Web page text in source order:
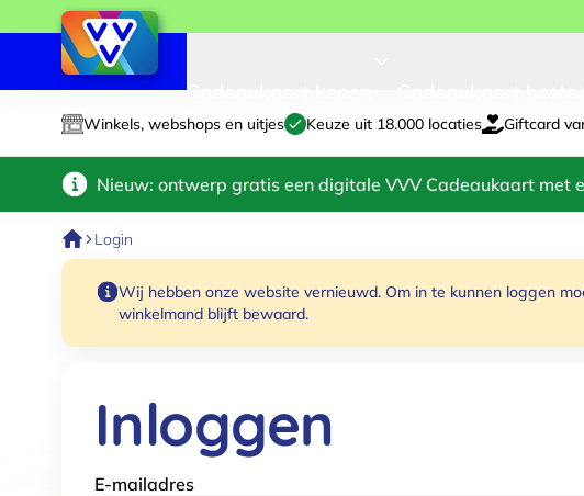
Winkels, webshops en uitjes Keuze uit 18.000 locaties Giftcard
Nieuw: ontwerp gratis een digitale VVV Cadeaukaart met
Login
Wij hebben onze website vernieuwd. Om in te kunnen loggen
winkelmand blijft bewaard.
Inloggen
E-mailadres